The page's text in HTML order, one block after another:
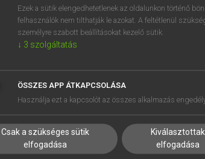
FELHASZNÁLÓKNAK
MEGOLDÁSOK
SÚGÓ
RÓLUNK
SÜTI BEÁLLÍTÁSOK
Ezek a sütik elengedhetetlenek az oldalunkon történő
felhasználók nem tilthatják le azokat. A feltétlenül
személyre szabott beállításokat kezelő sütik.
↓ 3 szolgáltatás
ÖSSZES APP ÁTKAPCSOLÁSA
Használja ezt a kapcsolót az összes alkalmazás
Csak a szükséges sütik
elfogadása
Kiválasztottak
elfogadása